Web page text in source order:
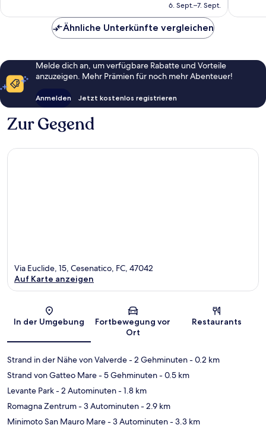
beträgt
6. Sept.–7. Sept.
Ähnliche Unterkünfte vergleichen
Melde dich an, um verfügbare Rabatte und Vorteile
anzuzeigen. Mehr Prämien für noch mehr Abenteuer!
Anmelden Jetzt kostenlos registrieren
Zur Gegend
Karte
Via Euclide, 15, Cesenatico, FC, 47042
Auf Karte anzeigen
In der Umgebung
Fortbewegung vor
Ort
Restaurants
Strand in der Nähe von Valverde- 2 Gehminuten- 0.2 km
Strand von Gatteo Mare- 5 Gehminuten- 0.5 km
Levante Park- 2 Autominuten- 1.8 km
Romagna Zentrum- 3 Autominuten- 2.9 km
Minimoto San Mauro Mare- 3 Autominuten- 3.3 km